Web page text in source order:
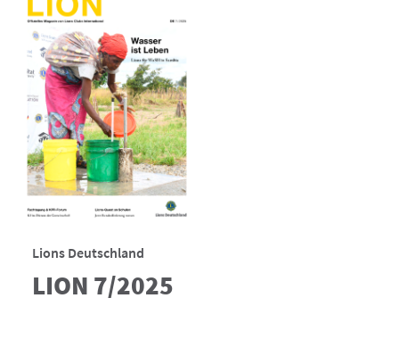
Lions Deutschland
LION 7/2025